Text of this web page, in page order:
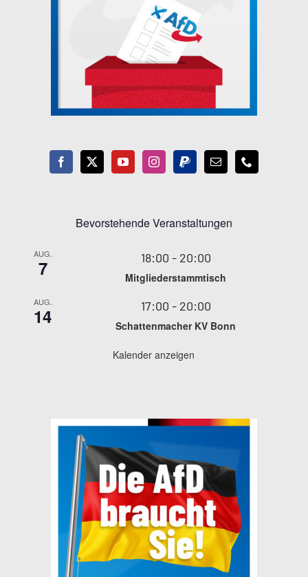
Bevorstehende Veranstaltungen
AUG.
7 18:00 - 20:00
Mitgliederstammtisch
AUG.
14 17:00 - 20:00
Schattenmacher KV Bonn
Kalender anzeigen